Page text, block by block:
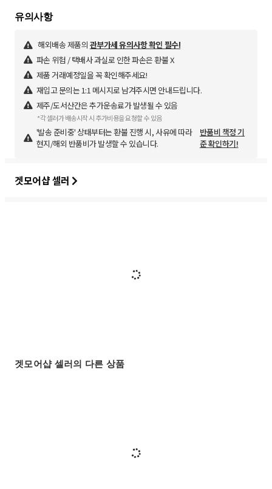
유의사항
해외배송 제품의 관부가세 유의사항 확인 필수!
파손 위험 / 택배사 과실로 인한 파손은 환불 X
제품 거래예정일을 꼭 확인해주세요!
재입고 문의는 1:1 메시지로 남겨주시면 안내드립니다.
제주/도서산간은 추가운송료가 발생될 수 있음
*각 셀러가 배송시작 시 추가비용을 요청할 수 있음
'발송 준비중' 상태부터는 환불 진행 시, 사유에 따라
현지/해외 반품비가 발생할 수 있습니다.
반품비 책정 기
준 확인하기!
겟모어샵 셀러
겟모어샵 셀러의 다른 상품